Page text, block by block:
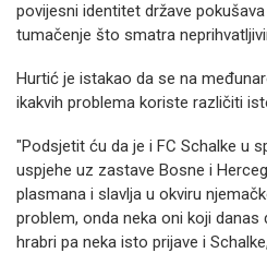
povijesni identitet države
tumačenje što smatra
Hurtić je istakao da se na
ikakvih problema koriste različiti
"Podsjetit ću da je i FC Schalke u
uspjehe uz zastave Bosne i
plasmana i slavlja u okviru
problem, onda neka oni koji danas
hrabri pa neka isto prijave i